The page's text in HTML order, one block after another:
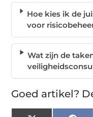
Hoe kies ik de
voor
Wat zijn de
Goed artikel?